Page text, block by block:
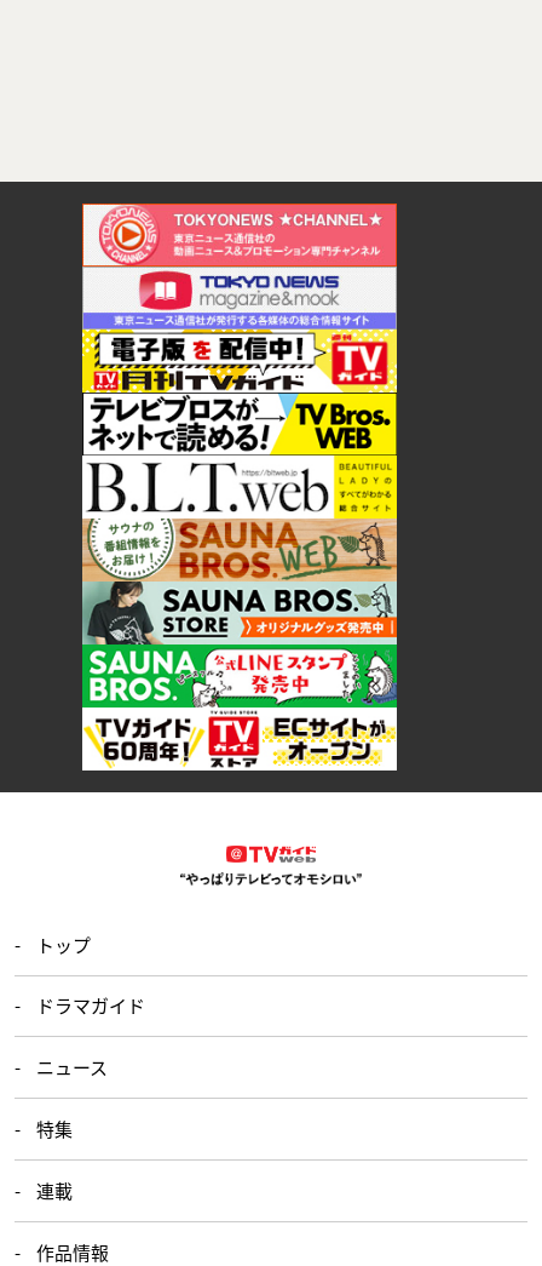
トップ
ドラマガイド
ニュース
特集
連載
作品情報